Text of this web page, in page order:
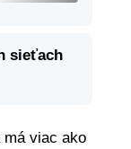
sieťach
má viac ako